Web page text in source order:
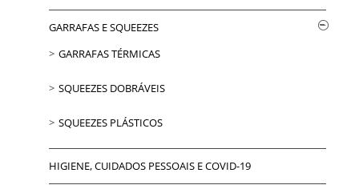
GARRAFAS E SQUEEZES
GARRAFAS TÉRMICAS
SQUEEZES DOBRÁVEIS
SQUEEZES PLÁSTICOS
HIGIENE, CUIDADOS PESSOAIS E COVID-19